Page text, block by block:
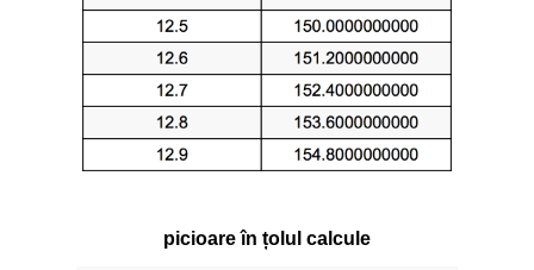
picioare în țolul calcule